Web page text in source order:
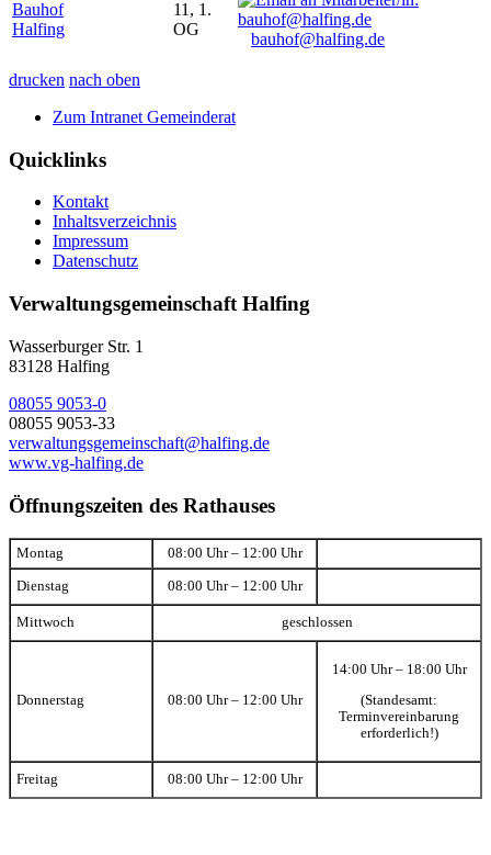
Bauhof
Halfing
11, 1.
OG
bauhof@halfing.de
drucken nach oben
Zum Intranet Gemeinderat
Quicklinks
Kontakt
Inhaltsverzeichnis
Impressum
Datenschutz
Verwaltungsgemeinschaft Halfing
Wasserburger Str. 1
83128 Halfing
08055 9053-0
08055 9053-33
verwaltungsgemeinschaft@halfing.de
www.vg-halfing.de
Öffnungszeiten des Rathauses
Montag 08:00 Uhr – 12:00 Uhr
Dienstag 08:00 Uhr – 12:00 Uhr
Mittwoch geschlossen
Donnerstag 08:00 Uhr – 12:00 Uhr
14:00 Uhr – 18:00 Uhr
(Standesamt:
Terminvereinbarung
erforderlich!)
Freitag 08:00 Uhr – 12:00 Uhr